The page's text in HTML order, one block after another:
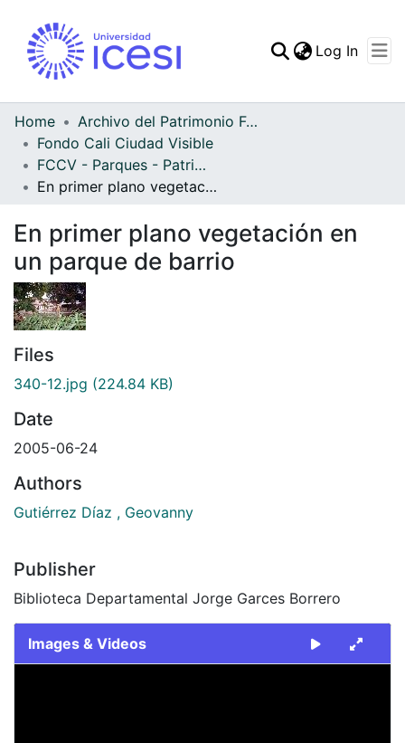
Log In
Home
Archivo del Patrimonio Fotográfico y Fílmico del Valle del Cauca
Fondo Cali Ciudad Visible
FCCV - Parques - Patrimonial
En primer plano vegetación en un parque de barrio
En primer plano vegetación en
un parque de barrio
Files
340-12.jpg (224.84 KB)
Date
2005-06-24
Authors
Gutiérrez Díaz , Geovanny
Publisher
Biblioteca Departamental Jorge Garces Borrero
Images & Videos